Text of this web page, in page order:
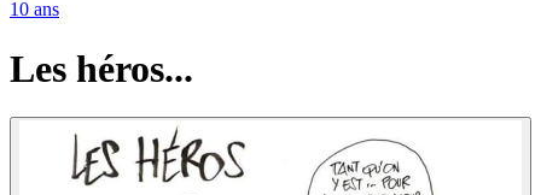
10 ans
Les héros...